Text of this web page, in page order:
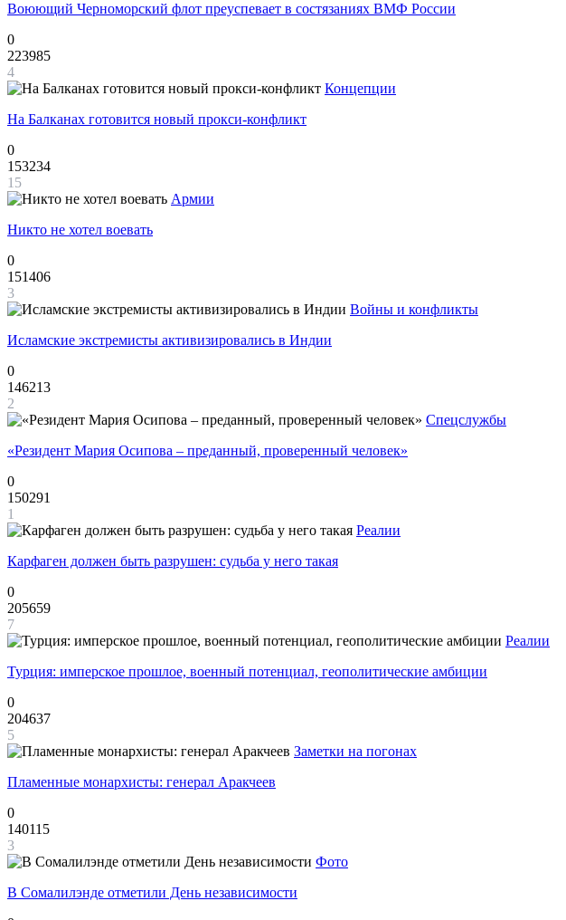
Воюющий Черноморский флот преуспевает в состязаниях ВМФ России
0
223985
4
Концепции
На Балканах готовится новый прокси-конфликт
0
153234
15
Армии
Никто не хотел воевать
0
151406
3
Войны и конфликты
Исламские экстремисты активизировались в Индии
0
146213
2
Спецслужбы
«Резидент Мария Осипова – преданный, проверенный человек»
0
150291
1
Реалии
Карфаген должен быть разрушен: судьба у него такая
0
205659
7
Реалии
Турция: имперское прошлое, военный потенциал, геополитические амбиции
0
204637
5
Заметки на погонах
Пламенные монархисты: генерал Аракчеев
0
140115
3
Фото
В Сомалилэнде отметили День независимости